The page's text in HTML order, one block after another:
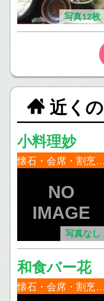
写真12枚
近く
小料理妙
懐石・会席・割烹・小料理
写真なし
和食バー花
懐石・会席・割烹・小料理